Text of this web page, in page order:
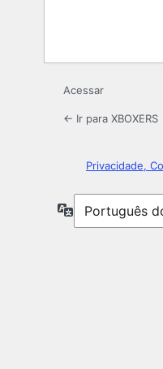
Acessar
← Ir para XBOXERS
Privacidade,
Idioma